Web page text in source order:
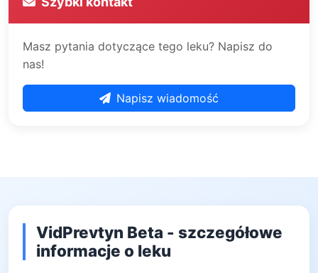
Masz pytania dotyczące tego leku? Napisz do
nas!
Napisz wiadomość
VidPrevtyn Beta - szczegółowe
informacje o leku